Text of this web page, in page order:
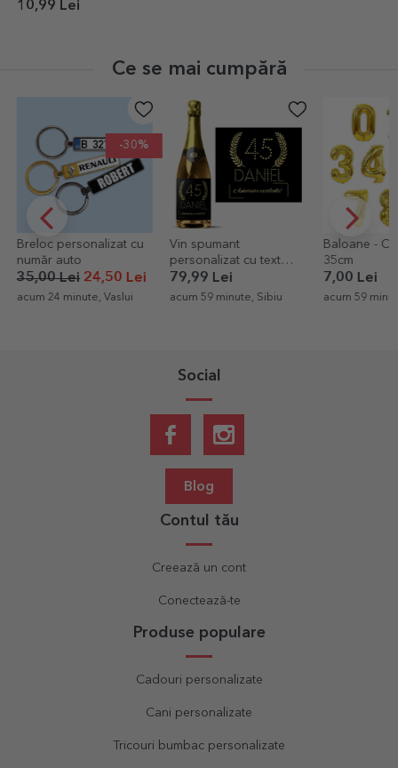
birthday!
10,99 Lei
Ce se mai cumpără
-30%
personalizat cu
auto
Lei24,50 Lei
minute, Vaslui
Vin spumant
personalizat cu text
pentru zi de naștere -
Gold
79,99 Lei
acum 59 minute, Sibiu
Baloane - Cifre aurii
35cm
acum 59 minute, Sibiu
Social
Blog
Contul tău
Creează un cont
Conectează-te
Produse populare
Cadouri personalizate
Cani personalizate
Tricouri bumbac personalizate